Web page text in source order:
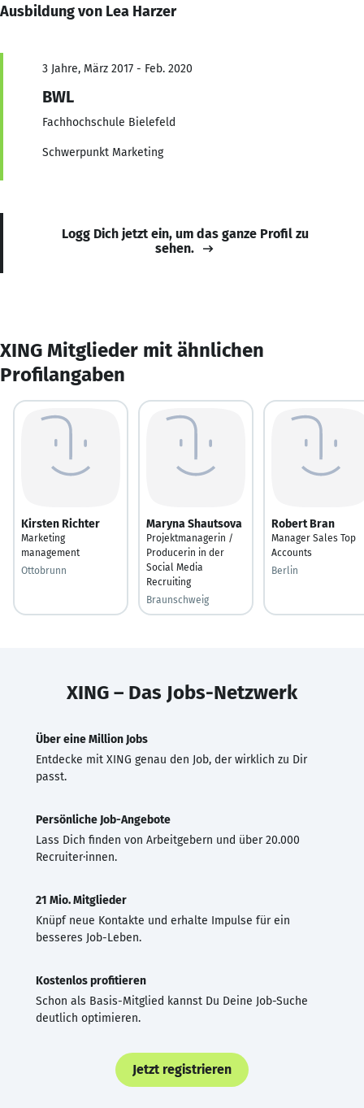
Ausbildung von Lea Harzer
3 Jahre, März 2017 - Feb. 2020
BWL
Fachhochschule Bielefeld
Schwerpunkt Marketing
Logg Dich jetzt ein, um das ganze Profil zu
sehen.
XING Mitglieder mit ähnlichen
Profilangaben
Kirsten Richter
Marketing
management
Ottobrunn
Maryna Shautsova
Projektmanagerin /
Producerin in der
Social Media
Recruiting
Braunschweig
Robert Bran
Manager Sales Top
Accounts
Berlin
XING – Das Jobs-Netzwerk
Über eine Million Jobs
Entdecke mit XING genau den Job, der wirklich zu Dir
passt.
Persönliche Job-Angebote
Lass Dich finden von Arbeitgebern und über 20.000
Recruiter·innen.
21 Mio. Mitglieder
Knüpf neue Kontakte und erhalte Impulse für ein
besseres Job-Leben.
Kostenlos profitieren
Schon als Basis-Mitglied kannst Du Deine Job-Suche
deutlich optimieren.
Jetzt registrieren